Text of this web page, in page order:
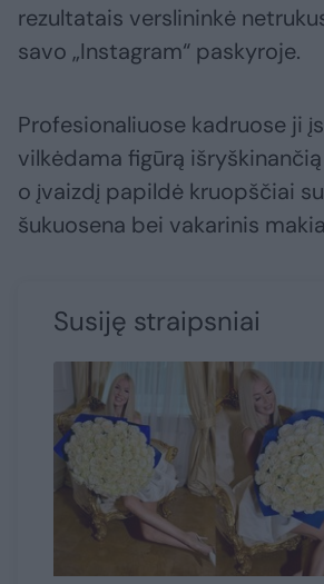
rezultatais verslininkė
savo „Instagram“ paskyroje.
Profesionaliuose kadruose ji
vilkėdama figūrą
o įvaizdį papildė kruopščiai
šukuosena bei vakarinis
Susiję straipsniai